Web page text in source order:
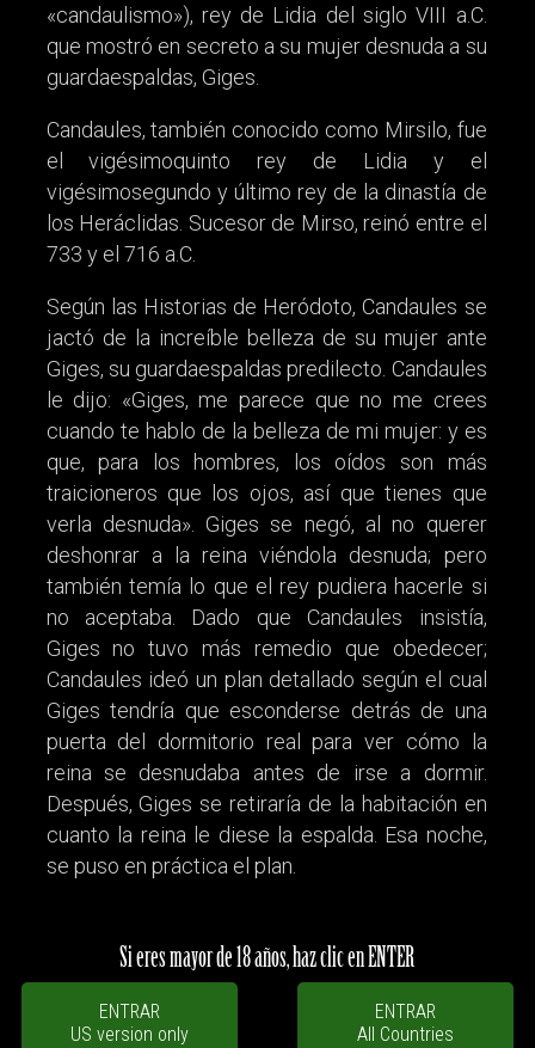
«candaulismo»), rey de Lidia del siglo VIII a.C.
que mostró en secreto a su mujer desnuda a su
guardaespaldas, Giges.
Candaules, también conocido como Mirsilo, fue
el vigésimoquinto rey de Lidia y el
vigésimosegundo y último rey de la dinastía de
los Heráclidas. Sucesor de Mirso, reinó entre el
733 y el 716 a.C.
Según las Historias de Heródoto, Candaules se
jactó de la increíble belleza de su mujer ante
Giges, su guardaespaldas predilecto. Candaules
le dijo: «Giges, me parece que no me crees
cuando te hablo de la belleza de mi mujer: y es
que, para los hombres, los oídos son más
traicioneros que los ojos, así que tienes que
verla desnuda». Giges se negó, al no querer
deshonrar a la reina viéndola desnuda; pero
también temía lo que el rey pudiera hacerle si
no aceptaba. Dado que Candaules insistía,
Giges no tuvo más remedio que obedecer;
Candaules ideó un plan detallado según el cual
Giges tendría que esconderse detrás de una
puerta del dormitorio real para ver cómo la
reina se desnudaba antes de irse a dormir.
Después, Giges se retiraría de la habitación en
cuanto la reina le diese la espalda. Esa noche,
se puso en práctica el plan.
Si eres mayor de 18 años, haz clic en ENTER
ENTRAR
US version only
ENTRAR
All Countries